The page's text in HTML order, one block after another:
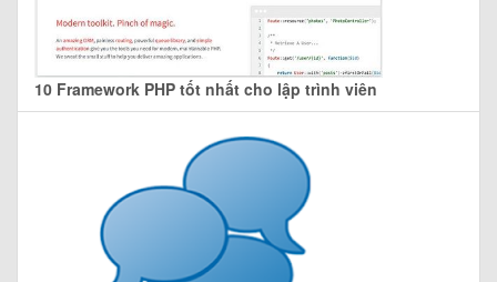
10 Framework PHP tốt nhất cho lập trình viên